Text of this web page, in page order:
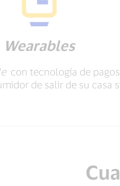
Wearables
con tecnología de
de salir de su casa